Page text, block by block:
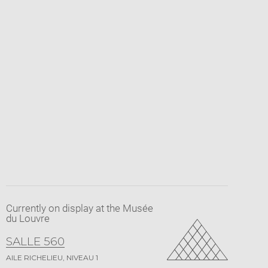
Currently on display at the Musée
du Louvre
SALLE 560
AILE RICHELIEU, NIVEAU 1